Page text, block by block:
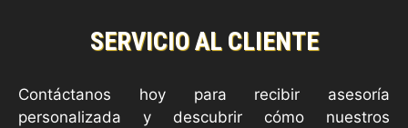
SERVICIO AL CLIENTE
Contáctanos hoy para recibir asesoría
personalizada y descubrir cómo nuestros